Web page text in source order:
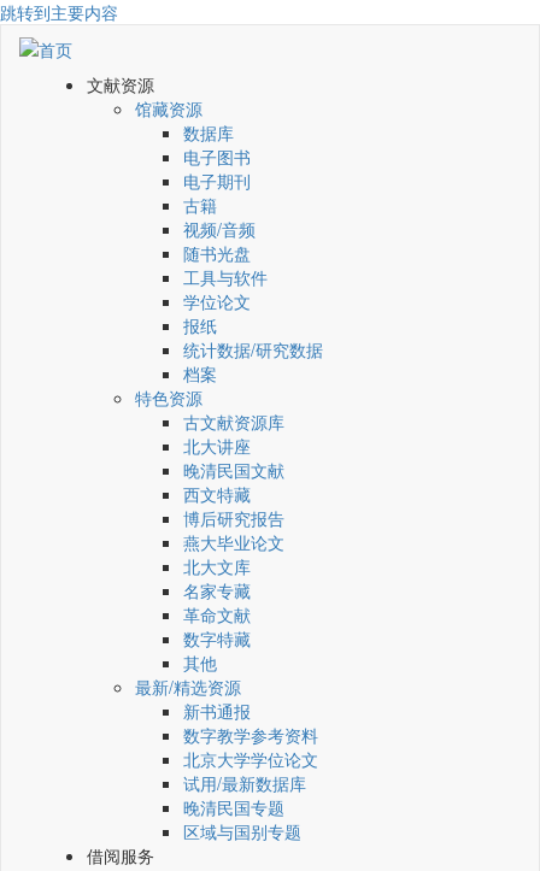
跳转到主要内容
文献资源
馆藏资源
数据库
电子图书
电子期刊
古籍
视频/音频
随书光盘
工具与软件
学位论文
报纸
统计数据/研究数据
档案
特色资源
古文献资源库
北大讲座
晚清民国文献
西文特藏
博后研究报告
燕大毕业论文
北大文库
名家专藏
革命文献
数字特藏
其他
最新/精选资源
新书通报
数字教学参考资料
北京大学学位论文
试用/最新数据库
晚清民国专题
区域与国别专题
借阅服务